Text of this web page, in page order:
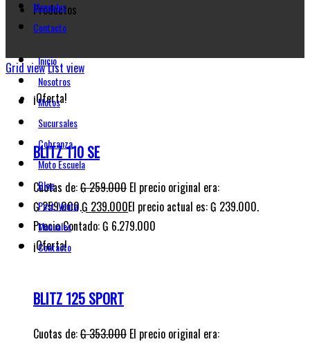
Manuales
Contacto
Inicio
Nosotros
Motos
Sucursales
Cobranza
Moto Escuela
Blog
Post-Venta
Manuales
Contacto
Productos
Grid viewList view
¡Oferta!
BLITZ 110 SE
Cuotas de:₲259.000 El precio original era:
₲ 259.000.₲ 239.000El precio actual es: ₲ 239.000.
Precio Contado: ₲ 6.279.000
¡Oferta!
BLITZ 125 SPORT
Cuotas de:₲353.000 El precio original era: